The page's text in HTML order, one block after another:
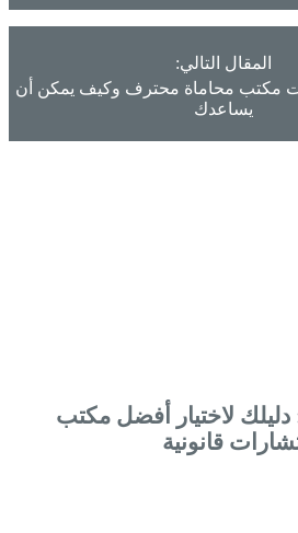
المقال التالي:
مكتب محاماة محترف وكيف يمكن أن
يساعدك
لاختيار أفضل مكتب
قانونية